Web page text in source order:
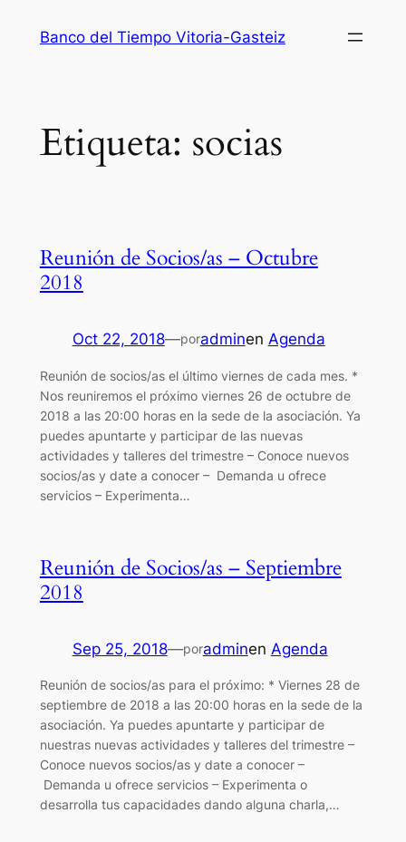
Banco del Tiempo Vitoria-Gasteiz
Etiqueta: socias
Reunión de Socios/as – Octubre
2018
Oct 22, 2018—poradminen Agenda
Reunión de socios/as el último viernes de cada mes. *
Nos reuniremos el próximo viernes 26 de octubre de
2018 a las 20:00 horas en la sede de la asociación. Ya
puedes apuntarte y participar de las nuevas
actividades y talleres del trimestre – Conoce nuevos
socios/as y date a conocer – Demanda u ofrece
servicios – Experimenta…
Reunión de Socios/as – Septiembre
2018
Sep 25, 2018—poradminen Agenda
Reunión de socios/as para el próximo: * Viernes 28 de
septiembre de 2018 a las 20:00 horas en la sede de la
asociación. Ya puedes apuntarte y participar de
nuestras nuevas actividades y talleres del trimestre –
Conoce nuevos socios/as y date a conocer –
Demanda u ofrece servicios – Experimenta o
desarrolla tus capacidades dando alguna charla,…